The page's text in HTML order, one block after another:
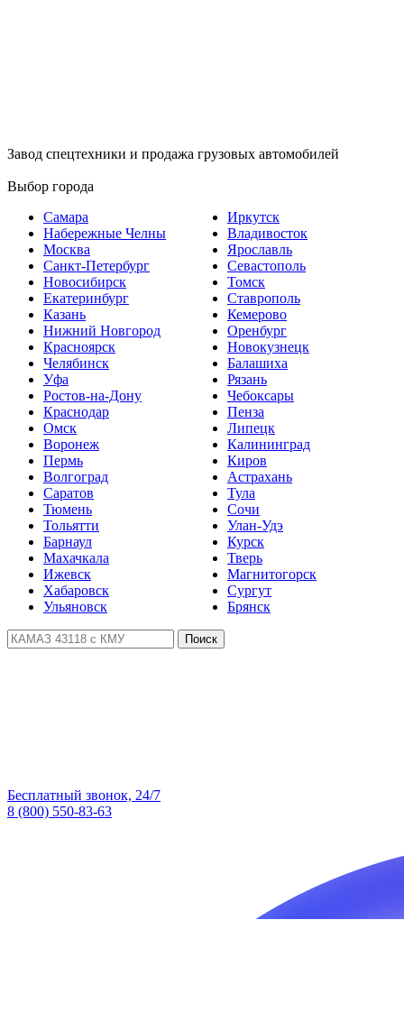
Завод спецтехники и продажа грузовых автомобилей
Выбор города
Самара
Набережные Челны
Москва
Санкт-Петербург
Новосибирск
Екатеринбург
Казань
Нижний Новгород
Красноярск
Челябинск
Уфа
Ростов-на-Дону
Краснодар
Омск
Воронеж
Пермь
Волгоград
Саратов
Тюмень
Тольятти
Барнаул
Махачкала
Ижевск
Хабаровск
Ульяновск
Иркутск
Владивосток
Ярославль
Севастополь
Томск
Ставрополь
Кемерово
Оренбург
Новокузнецк
Балашиха
Рязань
Чебоксары
Пенза
Липецк
Калининград
Киров
Астрахань
Тула
Сочи
Улан-Удэ
Курск
Тверь
Магнитогорск
Сургут
Брянск
Поиск
Бесплатный звонок, 24/7
8 (800) 550-83-63